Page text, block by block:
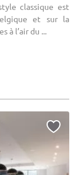
classique est
et sur la
l’air du ...